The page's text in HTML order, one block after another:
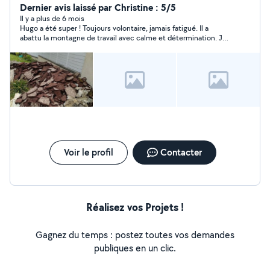
babysiting. Envoyez moi un message
Dernier avis laissé par Christine : 5/5
Il y a plus de 6 mois
Hugo a été super ! Toujours volontaire, jamais fatigué. Il a
abattu la montagne de travail avec calme et détermination. Je
Voir le profil Contacter
Réalisez vos Projets !
Gagnez du temps : postez toutes vos demandes
publiques en un clic.